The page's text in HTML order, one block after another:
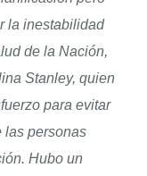
la inestabilidad
de la Nación,
Stanley, quien
para evitar
las personas
Hubo un